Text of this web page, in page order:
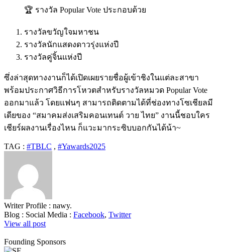
🏆 รางวัล Popular Vote ประกอบด้วย
รางวัลขวัญใจมหาชน
รางวัลนักแสดงดาวรุ่งแห่งปี
รางวัลคู่จิ้นแห่งปี
ซึ่งล่าสุดทางงานก็ได้เปิดเผยรายชื่อผู้เข้าชิงในแต่ละสาขา
พร้อมประกาศวิธีการโหวตสำหรับรางวัลหมวด Popular Vote
ออกมาแล้ว โดยแฟนๆ สามารถติดตามได้ที่ช่องทางโซเชียลมี
เดียของ “สมาคมส่งเสริมคอนเทนต์ วาย ไทย” งานนี้ชอบใคร
เชียร์ผลงานเรื่องไหน ก็แวะมากระซิบบอกกันได้น้า~
TAG : #TBLC , #Yawards2025
Writer Profile : nawy.
Blog : Social Media : Facebook, Twitter
View all post
Founding Sponsors